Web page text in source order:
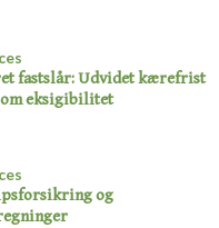
fastslår: Udvidet kærefrist
eksigibilitet​
og